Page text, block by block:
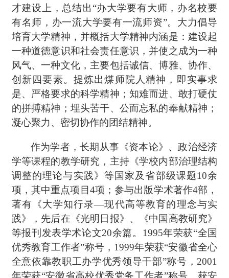
才建设上，总结出“办大学要有大师，办名校要
有名师，办一流大学要有一流师资”。大力倡导
培育大学精神，并概括大学精神内涵是：建设起
一种道德意识和社会责任意识，并使之成为一种
风气、一种文化，主要包括诚信、博雅、协作、
创新四要素。提炼出煤师院人精神，即实事求
是、严格要求的科学精神；知难而进、敢打硬仗
的拼搏精神；埋头苦干、公而忘私的奉献精神；
凝心聚力、密切协作的团结精神。
作为学者，长期从事《资本论》、政治经济
学等课程的教学研究，主持《学校内部治理结构
调整的理论与实践》等国家及省部级课题10余
项，其中重点项目4项；参与出版学术著作4部，
著有《大学知行录—现代高等教育的理念与实
践》，先后在《光明日报》、《中国高教研究》
等报刊发表学术论文20余篇。1995年荣获“全国
优秀教育工作者”称号，1999年荣获“安徽省全心
全意依靠教职工办学优秀领导干部”称号，2001